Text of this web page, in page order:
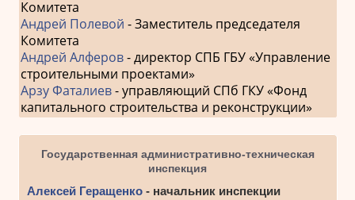
Комитета
Андрей Полевой - Заместитель председателя
Комитета
Андрей Алферов- директор СПБ ГБУ «Управление
строительными проектами»
Арзу Фаталиев- управляющий СПб ГКУ «Фонд
капитального строительства и реконструкции»
Государственная административно-техническая
инспекция
Алексей Геращенко- начальник инспекции